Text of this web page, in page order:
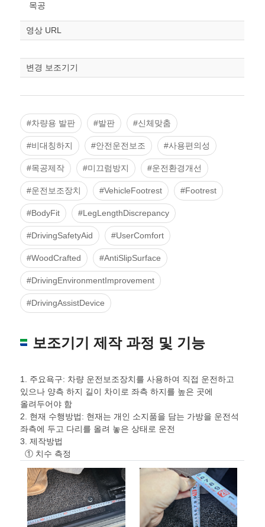
목공
영상 URL
변경 보조기기
#차량용 발판 #발판 #신체맞춤
#비대칭하지 #안전운전보조 #사용편의성
#목공제작 #미끄럼방지 #운전환경개선
#운전보조장치 #VehicleFootrest #Footrest
#BodyFit #LegLengthDiscrepancy
#DrivingSafetyAid #UserComfort
#WoodCrafted #AntiSlipSurface
#DrivingEnvironmentImprovement
#DrivingAssistDevice
보조기기 제작 과정 및 기능
1. 주요욕구: 차량 운전보조장치를 사용하여 직접 운전하고
있으나 양측 하지 길이 차이로 좌측 하지를 높은 곳에
올려두어야 함
2. 현재 수행방법: 현재는 개인 소지품을 담는 가방을 운전석
좌측에 두고 다리를 올려 놓은 상태로 운전
3. 제작방법
① 치수 측정